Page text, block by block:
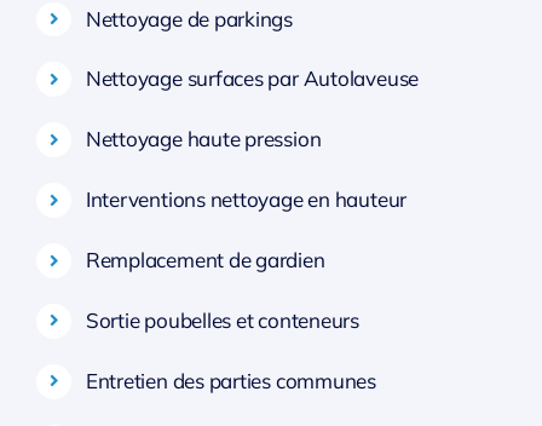
Nettoyage de parkings
Nettoyage surfaces par Autolaveuse
Nettoyage haute pression
Interventions nettoyage en hauteur
Remplacement de gardien
Sortie poubelles et conteneurs
Entretien des parties communes